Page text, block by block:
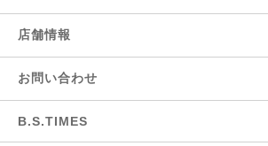
店舗情報
お問い合わせ
B.S.TIMES